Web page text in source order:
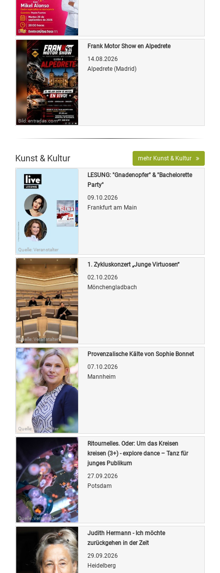
Bild: entradas.com
Bild: entradas.com
Frank Motor Show en Alpedrete
14.08.2026
Alpedrete (Madrid)
Kunst & Kultur mehr Kunst & Kultur
Quelle: Veranstalter
LESUNG: "Gnadenopfer" & "Bachelorette
Party"
09.10.2026
Frankfurt am Main
Quelle: Veranstalter
1. Zykluskonzert „Junge Virtuosen“
02.10.2026
Mönchengladbach
Quelle: Veranstalter
Provenzalische Kälte von Sophie Bonnet
07.10.2026
Mannheim
Quelle: Veranstalter
Ritournelles. Oder: Um das Kreisen
kreisen (3+) - explore dance – Tanz für
junges Publikum
27.09.2026
Potsdam
Judith Hermann - Ich möchte
zurückgehen in der Zeit
29.09.2026
Heidelberg